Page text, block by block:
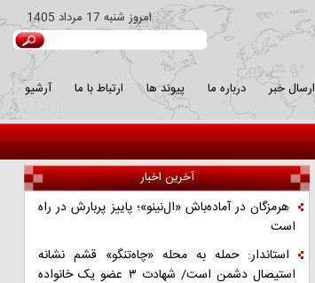
امروز شنبه 17 مرداد 1405
آرشیو ارتباط با ما پیوند ها درباره ما ارسال خبر
آخرین اخبار
هرمزگان در آماده‌باش «ال‌نینو»؛ پاییز پربارش در راه
است
استاندار: حمله به محله «چاه‌تنگو» قشم نشانه
استیصال دشمن است/ شهادت ۳ عضو یک خانواده